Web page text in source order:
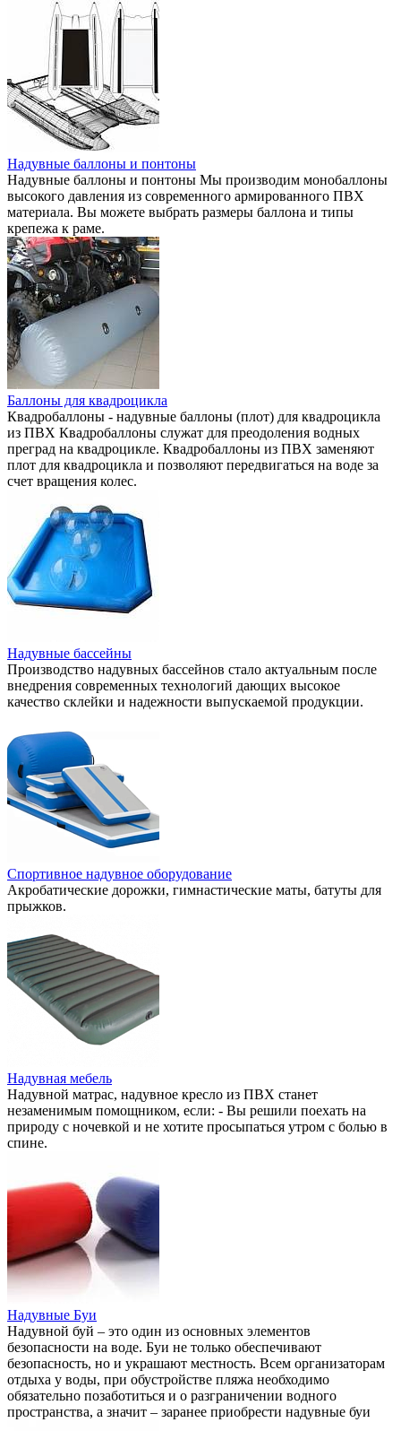
Надувные баллоны и понтоны
Надувные баллоны и понтоны Мы производим монобаллоны
высокого давления из современного армированного ПВХ
материала. Вы можете выбрать размеры баллона и типы
крепежа к раме.
Баллоны для квадроцикла
Квадробаллоны - надувные баллоны (плот) для квадроцикла
из ПВХ Квадробаллоны служат для преодоления водных
преград на квадроцикле. Квадробаллоны из ПВХ заменяют
плот для квадроцикла и позволяют передвигаться на воде за
счет вращения колес.
Надувные бассейны
Производство надувных бассейнов стало актуальным после
внедрения современных технологий дающих высокое
качество склейки и надежности выпускаемой продукции.
Спортивное надувное оборудование
Акробатические дорожки, гимнастические маты, батуты для
прыжков.
Надувная мебель
Надувной матрас, надувное кресло из ПВХ станет
незаменимым помощником, если: - Вы решили поехать на
природу с ночевкой и не хотите просыпаться утром с болью в
спине.
Надувные Буи
Надувной буй – это один из основных элементов
безопасности на воде. Буи не только обеспечивают
безопасность, но и украшают местность. Всем организаторам
отдыха у воды, при обустройстве пляжа необходимо
обязательно позаботиться и о разграничении водного
пространства, а значит – заранее приобрести надувные буи